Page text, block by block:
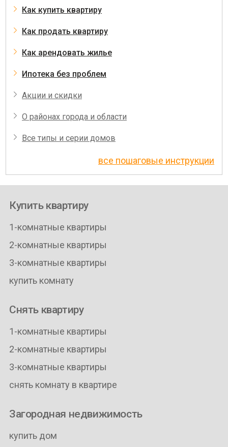
Как купить квартиру
Как продать квартиру
Как арендовать жилье
Ипотека без проблем
Акции и скидки
О районах города и области
Все типы и серии домов
все пошаговые инструкции
Купить квартиру
1-комнатные квартиры
2-комнатные квартиры
3-комнатные квартиры
купить комнату
Снять квартиру
1-комнатные квартиры
2-комнатные квартиры
3-комнатные квартиры
снять комнату в квартире
Загородная недвижимость
купить дом